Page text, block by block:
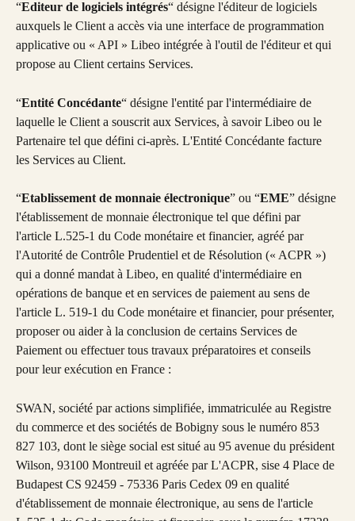
“Editeur de logiciels intégrés“ désigne l'éditeur de logiciels
auxquels le Client a accès via une interface de programmation
applicative ou « API » Libeo intégrée à l'outil de l'éditeur et qui
propose au Client certains Services.
“Entité Concédante“ désigne l'entité par l'intermédiaire de
laquelle le Client a souscrit aux Services, à savoir Libeo ou le
Partenaire tel que défini ci-après. L'Entité Concédante facture
les Services au Client.
“Etablissement de monnaie électronique” ou “EME” désigne
l'établissement de monnaie électronique tel que défini par
l'article L.525-1 du Code monétaire et financier, agréé par
l'Autorité de Contrôle Prudentiel et de Résolution (« ACPR »)
qui a donné mandat à Libeo, en qualité d'intermédiaire en
opérations de banque et en services de paiement au sens de
l'article L. 519-1 du Code monétaire et financier, pour présenter,
proposer ou aider à la conclusion de certains Services de
Paiement ou effectuer tous travaux préparatoires et conseils
pour leur exécution en France :
SWAN, société par actions simplifiée, immatriculée au Registre
du commerce et des sociétés de Bobigny sous le numéro 853
827 103, dont le siège social est situé au 95 avenue du président
Wilson, 93100 Montreuil et agréée par L'ACPR, sise 4 Place de
Budapest CS 92459 - 75336 Paris Cedex 09 en qualité
d'établissement de monnaie électronique, au sens de l'article